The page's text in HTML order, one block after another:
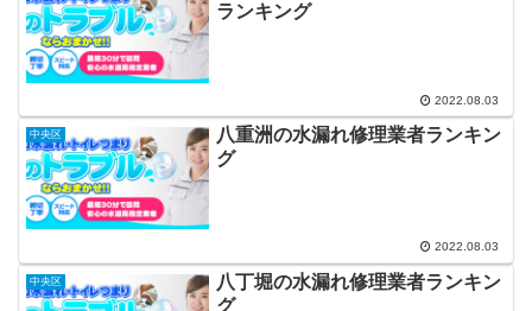
ランキング
2022.08.03
中央区
八重洲の水漏れ修理業者ランキン
グ
2022.08.03
中央区
八丁堀の水漏れ修理業者ランキン
グ